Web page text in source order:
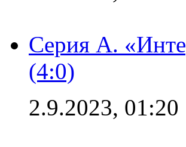
Серия А.
(4:0)
2.9.2023, 01:20